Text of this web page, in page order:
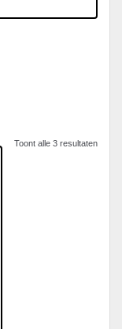
Toont alle 3 resultaten